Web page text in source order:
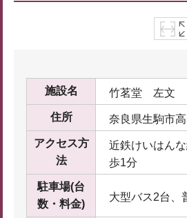
施設名 竹茗堂 左文
住所 奈良県生駒市
アクセス方
法
近鉄けいはん
歩1分
駐車場(台
数・料金)
大型バス2台、